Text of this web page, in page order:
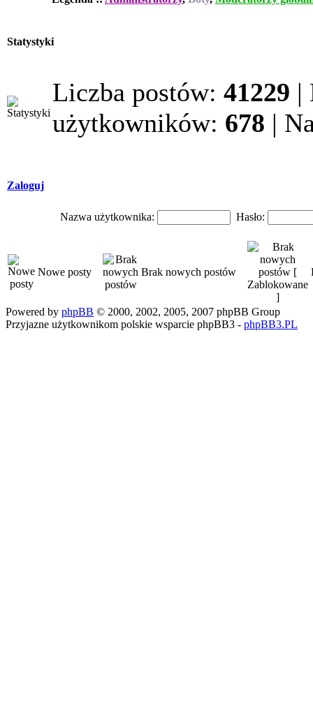
Statystyki
Liczba postów: 41229 |
użytkowników: 678 |
Zaloguj
Nazwa użytkownika: Hasło:
Nowe posty Brak nowych postów
Powered by phpBB © 2000, 2002, 2005, 2007 phpBB Group
Przyjazne użytkownikom polskie wsparcie phpBB3 - phpBB3.PL